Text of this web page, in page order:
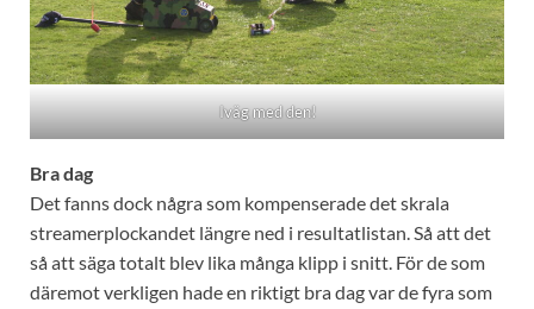
Iväg med den!
Bra dag
Det fanns dock några som kompenserade det skrala
streamerplockandet längre ned i resultatlistan. Så att det
så att säga totalt blev lika många klipp i snitt. För de som
däremot verkligen hade en riktigt bra dag var de fyra som